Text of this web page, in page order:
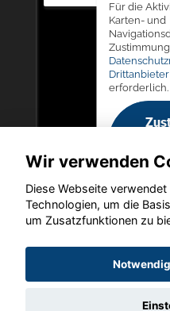
Für die
Karten- und
erforderlich.
Copyright © 2026.
Wir verwenden
Diese Webseite
Technologien, um die
um Zusatzfunktionen zu